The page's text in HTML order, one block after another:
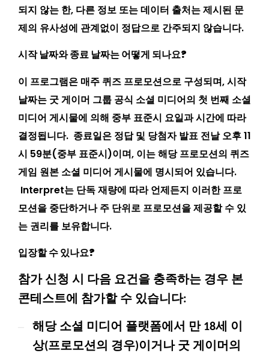
되지 않는 한, 다른 정보 또는 데이터 출처는 제시된 문
제의 유사성에 관계없이 정답으로 간주되지 않습니다.
시작 날짜와 종료 날짜는 어떻게 되나요?
이 프로그램은 매주 퀴즈 프로모션으로 구성되며, 시작
날짜는 굿 게이머 그룹 공식 소셜 미디어의 첫 번째 소셜
미디어 게시물에 의해 중부 표준시 요일과 시간에 따라
결정됩니다. 종료일은 정답 및 당첨자 발표 전날 오후 11
시 59분(중부 표준시)이며, 이는 해당 프로모션의 퀴즈
게임 원본 소셜 미디어 게시물에 명시되어 있습니다.
Interpret는 단독 재량에 따라 언제든지 이러한 프로
모션을 중단하거나 주 단위로 프로모션을 제공할 수 있
는 권리를 보유합니다.
입장할 수 있나요?
참가 신청 시 다음 요건을 충족하는 경우 본
콘테스트에 참가할 수 있습니다:
–
해당 소셜 미디어 플랫폼에서 만 18세 이
상(프로모션의 경우)이거나 굿 게이머의